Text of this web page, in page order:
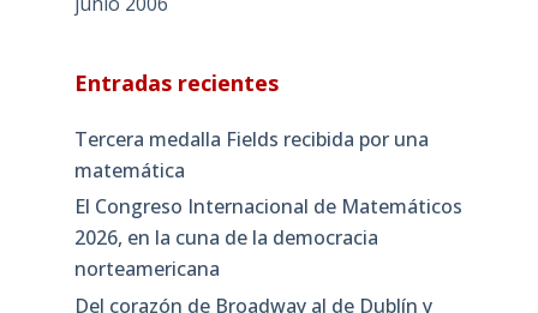
Entradas recientes
Tercera medalla Fields recibida por una
matemática
El Congreso Internacional de Matemáticos
2026, en la cuna de la democracia
norteamericana
Del corazón de Broadway al de Dublín y